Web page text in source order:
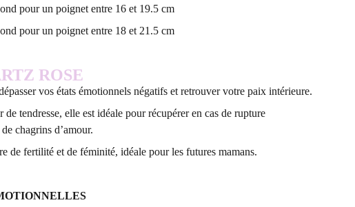
pour un poignet entre 16 et 19.5 cm
pour un poignet entre 18 et 21.5 cm
ROSE
vos états émotionnels négatifs et retrouver votre paix intérieure.
de tendresse, elle est idéale pour récupérer en cas de rupture
chagrins d’amour.
de fertilité et de féminité, idéale pour les futures mamans.